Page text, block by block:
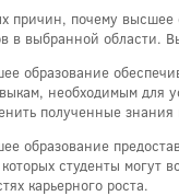
причин, почему высшее
в выбранной области.
образование
необходимым для
полученные знания
образование
студенты могут
карьерного роста.